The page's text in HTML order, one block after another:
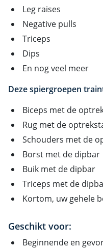
Leg raises
Negative pulls
Triceps
Dips
En nog veel meer
Deze spiergroepen
Biceps met de
Rug met de
Schouders met de
Borst met de dipbar
Buik met de dipbar
Triceps met de
Kortom, uw gehele
Geschikt voor:
Beginnende en